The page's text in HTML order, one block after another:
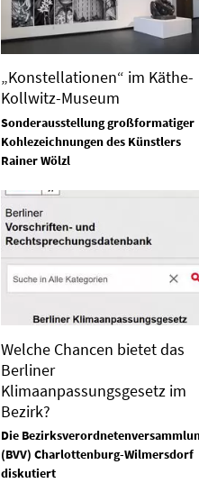
„Konstellationen“ im Käthe-
Kollwitz-Museum
Sonderausstellung großformatiger
Kohlezeichnungen des Künstlers
Rainer Wölzl
Welche Chancen bietet das
Berliner
Klimaanpassungsgesetz im
Bezirk?
Die
(BVV) Charlottenburg-Wilmersdorf
diskutiert